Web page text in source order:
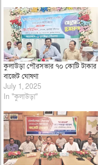
কুলাউড়া পৌরসভার ৭০ কোটি টাকার
বাজেট ঘোষণা
July 1, 2025
In "কুলাউড়া"